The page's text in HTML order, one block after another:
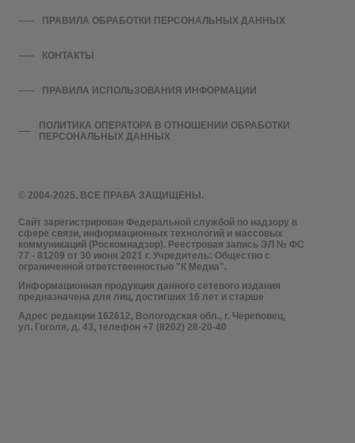
© 2004-2025. ВСЕ ПРАВА ЗАЩИЩЕНЫ.
Сайт зарегистрирован Федеральной службой по надзору в
сфере связи, информационных технологий и массовых
коммуникаций (Роскомнадзор). Реестровая запись ЭЛ № ФС
77 - 81209 от 30 июня 2021 г. Учредитель: Общество с
ограниченной ответственностью "К Медиа".
Информационная продукция данного сетевого издания
предназначена для лиц, достигших 16 лет и старше
Адрес редакции 162612, Вологодская обл., г. Череповец,
ул. Гоголя, д. 43, телефон +7 (8202) 28-20-40
ПРАВИЛА ОБРАБОТКИ ПЕРСОНАЛЬНЫХ ДАННЫХ
КОНТАКТЫ
ПРАВИЛА ИСПОЛЬЗОВАНИЯ ИНФОРМАЦИИ
ПОЛИТИКА ОПЕРАТОРА В ОТНОШЕНИИ ОБРАБОТКИ
ПЕРСОНАЛЬНЫХ ДАННЫХ